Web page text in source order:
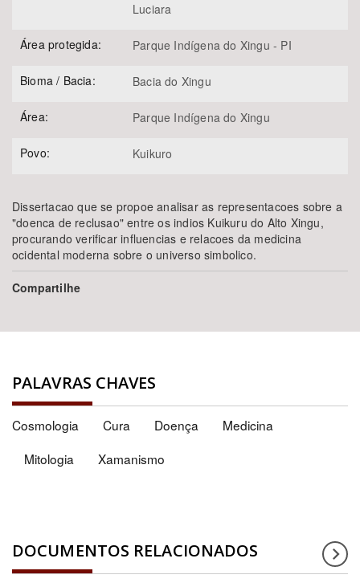
Luciara
Área protegida: Parque Indígena do Xingu - PI
Bioma / Bacia: Bacia do Xingu
Área: Parque Indígena do Xingu
Povo: Kuikuro
Dissertacao que se propoe analisar as representacoes sobre a
"doenca de reclusao" entre os indios Kuikuru do Alto Xingu,
procurando verificar influencias e relacoes da medicina
ocidental moderna sobre o universo simbolico.
Compartilhe
PALAVRAS CHAVES
Cosmologia Cura Doença
Medicina
Mitologia
Xamanismo
DOCUMENTOS RELACIONADOS